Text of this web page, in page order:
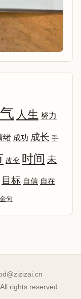
人生 努力
绪 成功 成长 手
改变 时间 未
目标 自信 自在
金句
rights reserved